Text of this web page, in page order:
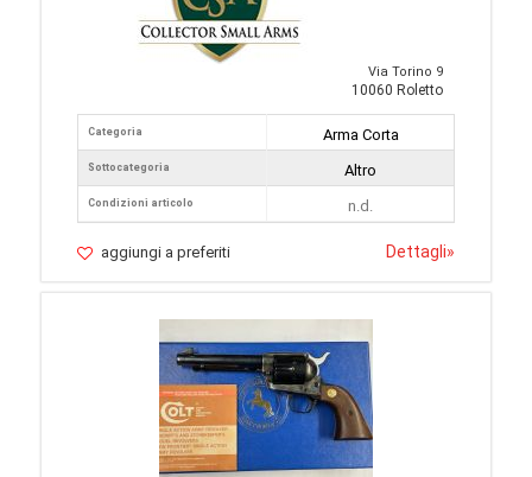
Via Torino 9
10060 Roletto
Categoria
Sottocategoria
Condizioni articolo
Arma Corta
Altro
n.d.
aggiungi a preferiti Dettagli»